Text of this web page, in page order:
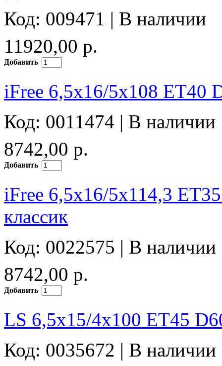
Код: 009471 | В наличии
11920,00 р.
Добавить
iFree 6,5x16/5x108 ET40
Код: 0011474 | В наличии
8742,00 р.
Добавить
iFree 6,5x16/5x114,3
классик
Код: 0022575 | В наличии
8742,00 р.
Добавить
LS 6,5x15/4x100 ET45
Код: 0035672 | В наличии